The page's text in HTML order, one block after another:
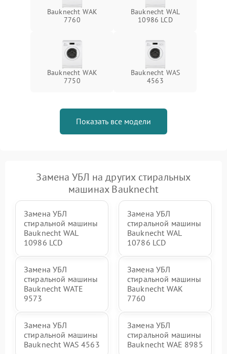
Bauknecht WAK
7760
Bauknecht WAL
10986 LCD
Bauknecht WAK
7750
Bauknecht WAS
4563
Показать все модели
Замена УБЛ на других стиральных
машинах Bauknecht
Замена УБЛ
стиральной машины
Bauknecht WAL
10986 LCD
Замена УБЛ
стиральной машины
Bauknecht WAL
10786 LCD
Замена УБЛ
стиральной машины
Bauknecht WATE
9573
Замена УБЛ
стиральной машины
Bauknecht WAK
7760
Замена УБЛ
стиральной машины
Bauknecht WAS 4563
Замена УБЛ
стиральной машины
Bauknecht WAE 8985